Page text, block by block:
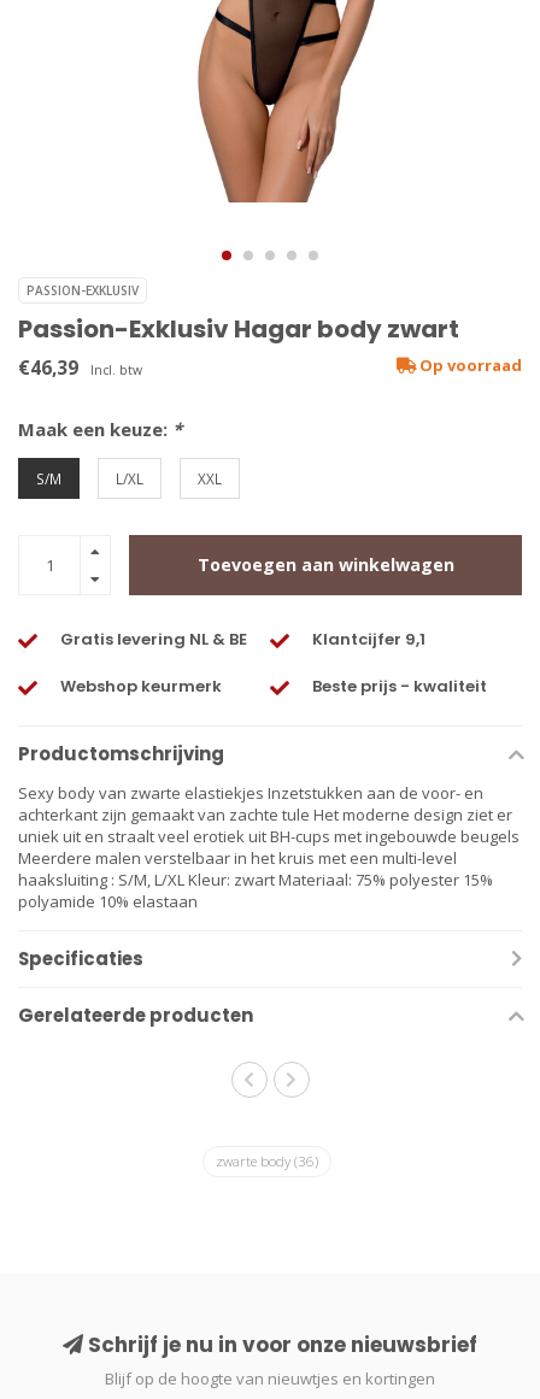
PASSION-EXKLUSIV
Passion-Exklusiv Hagar body zwart
€46,39 Incl. btw Op voorraad
Maak een keuze: *
S/M L/XL XXL
Toevoegen aan winkelwagen
Gratis levering NL & BE Klantcijfer 9,1
Webshop keurmerk Beste prijs - kwaliteit
Productomschrijving
Sexy body van zwarte elastiekjes Inzetstukken aan de voor- en
achterkant zijn gemaakt van zachte tule Het moderne design ziet er
uniek uit en straalt veel erotiek uit BH-cups met ingebouwde beugels
Meerdere malen verstelbaar in het kruis met een multi-level
haaksluiting : S/M, L/XL Kleur: zwart Materiaal: 75% polyester 15%
polyamide 10% elastaan
Specificaties
Gerelateerde producten
zwarte body (36)
Schrijf je nu in voor onze nieuwsbrief
Blijf op de hoogte van nieuwtjes en kortingen